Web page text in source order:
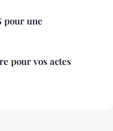
pour une
pour vos actes